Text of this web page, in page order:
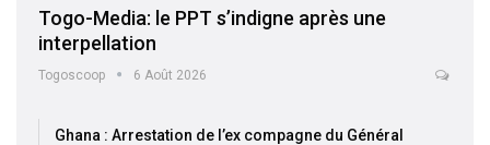
Togo-Media: le PPT s’indigne après une
interpellation
Togoscoop 6 Août 2026
Ghana : Arrestation de l’ex compagne du Général